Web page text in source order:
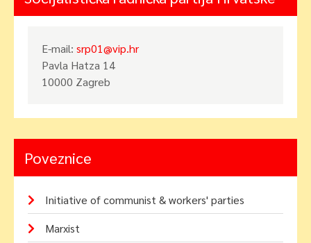
E-mail: srp01@vip.hr
Pavla Hatza 14
10000 Zagreb
Poveznice
Initiative of communist & workers' parties
Marxist